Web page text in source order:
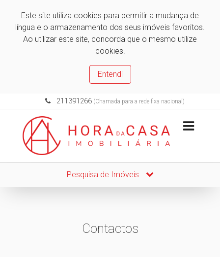
Este site utiliza cookies para permitir a mudança de
língua e o armazenamento dos seus imóveis favoritos.
Ao utilizar este site, concorda que o mesmo utilize
cookies.
Entendi
211391266(Chamada para a rede fixa nacional)
Pesquisa de Imóveis
Contactos